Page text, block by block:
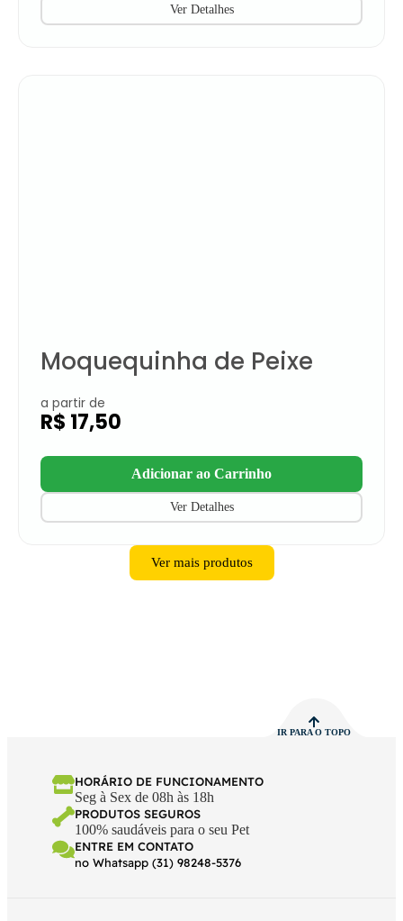
Ver Detalhes
Moquequinha de Peixe
a partir de
R$ 17,50
Adicionar ao Carrinho
Ver Detalhes
Ver mais produtos
IR PARA O TOPO
HORÁRIO DE FUNCIONAMENTO
Seg à Sex de 08h às 18h
PRODUTOS SEGUROS
100% saudáveis para o seu Pet
ENTRE EM CONTATO
no Whatsapp (31) 98248-5376